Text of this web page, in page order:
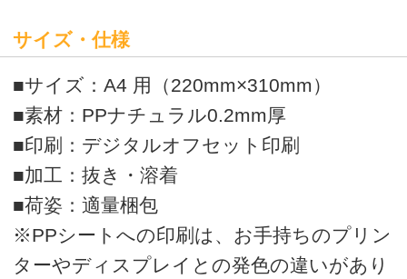
オリジナルクリアファイルの印刷・通販はボラネット >
A4クリアファイル一覧
>
A4クリアファイル スタンダード デジタル印刷
運営会社
会社概要
利用規約
ボラネットのクリアファイルとは